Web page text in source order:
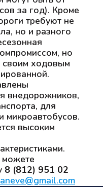
за год). Кроме
требуют не
но и разного
но
своим ходовым
внедорожников,
для
микроавтобусов.
высоким
8 (812) 951 02